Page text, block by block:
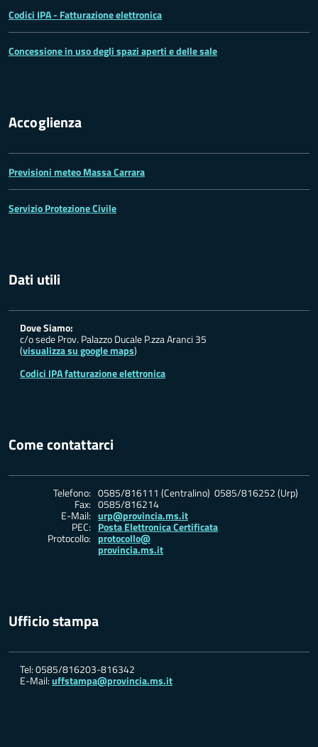
Codici IPA - Fatturazione elettronica
Concessione in uso degli spazi aperti e delle sale
Accoglienza
Previsioni meteo Massa Carrara
Servizio Protezione Civile
Dati utili
Dove Siamo:
c/o sede Prov. Palazzo Ducale P.zza Aranci 35
(visualizza su google maps)
Codici IPA fatturazione elettronica
Come contattarci
Telefono: 0585/816111 (Centralino) 0585/816252 (Urp)
Fax: 0585/816214
E-Mail: urp@provincia.ms.it
PEC: Posta Elettronica Certificata
Protocollo: protocollo@
provincia.ms.it
Ufficio stampa
Tel: 0585/816203-816342
E-Mail:uffstampa@provincia.ms.it